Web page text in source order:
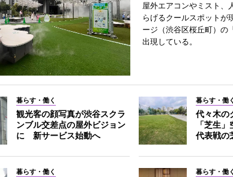
屋外エアコンやミスト、
らげるクールスポットが
ージ（渋谷区桜丘町）の
出現している。
暮らす・働く
観光客の顔写真が渋谷スクラ
ンブル交差点の屋外ビジョン
に 新サービス始動へ
暮らす・働く
代々木の
「芝生
代表戦の
暮らす・働く 暮らす・働く